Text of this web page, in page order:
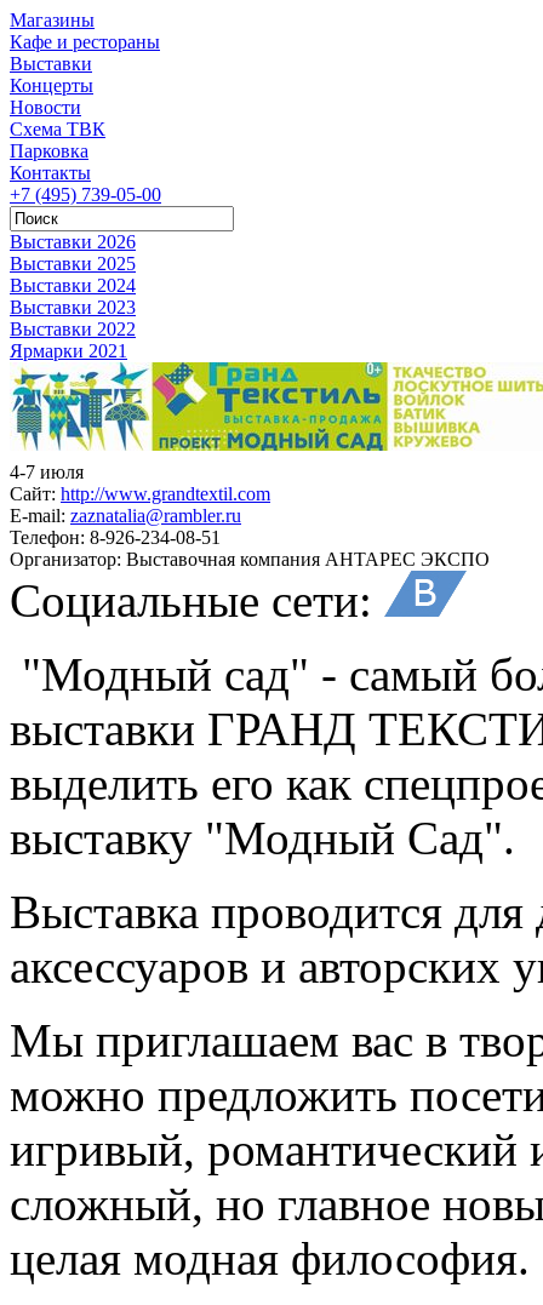
Магазины
Кафе и рестораны
Выставки
Концерты
Новости
Схема ТВК
Парковка
Контакты
+7 (495) 739-05-00
Выставки 2026
Выставки 2025
Выставки 2024
Выставки 2023
Выставки 2022
Ярмарки 2021
4-7 июля
Сайт: http://www.grandtextil.com
E-mail: zaznatalia@rambler.ru
Телефон: 8-926-234-08-51
Организатор: Выставочная компания АНТАРЕС ЭКСПО
Социальные сети:
"Модный сад" - самый
выставки ГРАНД
выделить его как
выставку "Модный Сад".
Выставка проводится
аксессуаров и авторских
Мы приглашаем вас в
можно предложить
игривый, романтический
сложный, но главное
целая модная философия.